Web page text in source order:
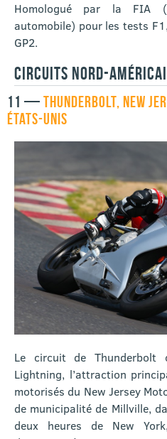
Homologué par la FIA
automobile) pour les tests
GP2.
CIRCUITS NORD-
11 — THUNDERBOLT, NEW
ÉTATS-UNIS
Le circuit de Thunderbolt
Lightning, l’attraction
motorisés du New Jersey
de municipalité de Millville,
deux heures de New